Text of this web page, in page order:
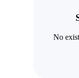
No